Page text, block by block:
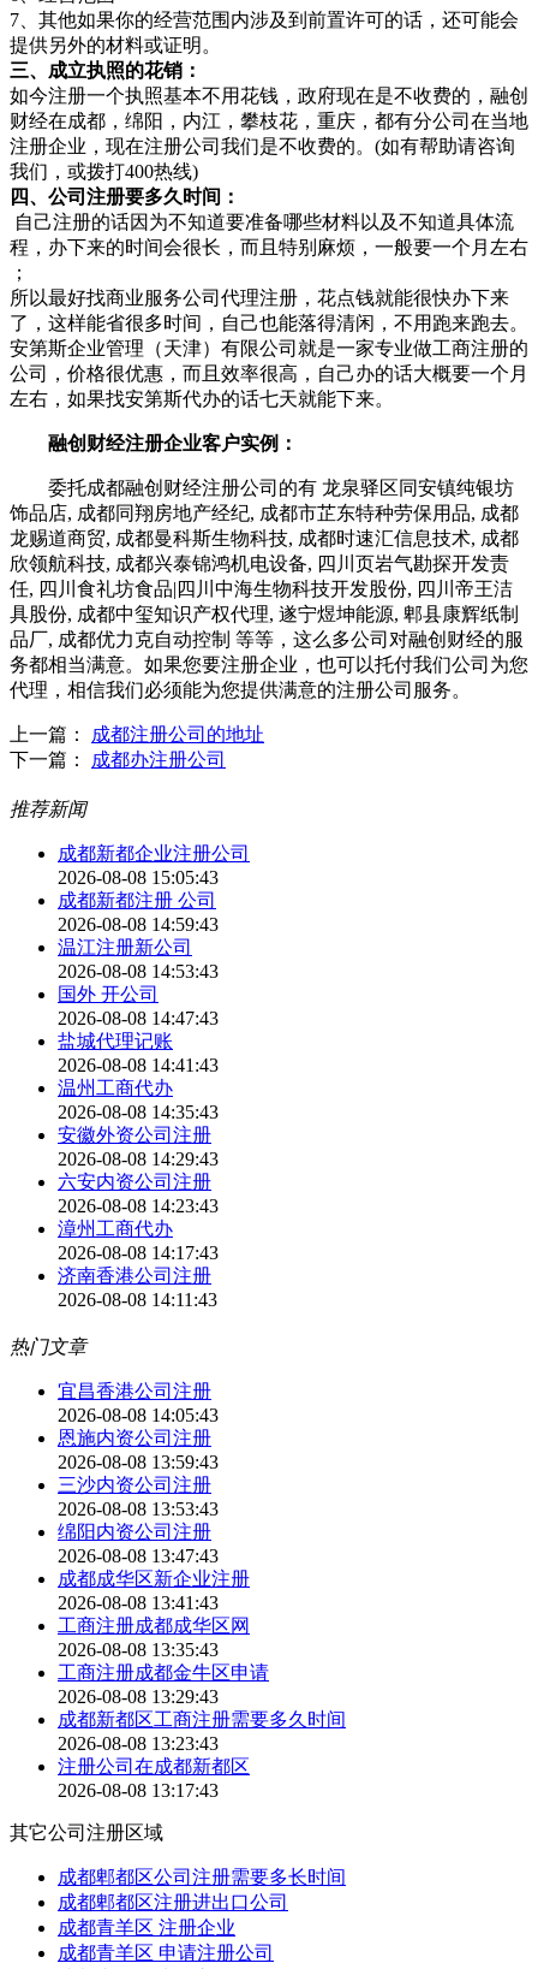
7、其他如果你的经营范围内涉及到前置许可的话，还可能会
提供另外的材料或证明。
三、成立执照的花销：
如今注册一个执照基本不用花钱，政府现在是不收费的，融创
财经在成都，绵阳，内江，攀枝花，重庆，都有分公司在当地
注册企业，现在注册公司我们是不收费的。(如有帮助请咨询
我们，或拨打400热线)
四、公司注册要多久时间：
自己注册的话因为不知道要准备哪些材料以及不知道具体流
程，办下来的时间会很长，而且特别麻烦，一般要一个月左右
；
所以最好找商业服务公司代理注册，花点钱就能很快办下来
了，这样能省很多时间，自己也能落得清闲，不用跑来跑去。
安第斯企业管理（天津）有限公司就是一家专业做工商注册的
公司，价格很优惠，而且效率很高，自己办的话大概要一个月
左右，如果找安第斯代办的话七天就能下来。
融创财经注册企业客户实例：
委托成都融创财经注册公司的有 龙泉驿区同安镇纯银坊
饰品店, 成都同翔房地产经纪, 成都市芷东特种劳保用品, 成都
龙赐道商贸, 成都曼科斯生物科技, 成都时速汇信息技术, 成都
欣领航科技, 成都兴泰锦鸿机电设备, 四川页岩气勘探开发责
任, 四川食礼坊食品|四川中海生物科技开发股份, 四川帝王洁
具股份, 成都中玺知识产权代理, 遂宁煜坤能源, 郫县康辉纸制
品厂, 成都优力克自动控制 等等，这么多公司对融创财经的服
务都相当满意。如果您要注册企业，也可以托付我们公司为您
代理，相信我们必须能为您提供满意的注册公司服务。
上一篇：
成都注册公司的地址
下一篇：
成都办注册公司
推荐新闻
成都新都企业注册公司
2026-08-08 15:05:43
成都新都注册 公司
2026-08-08 14:59:43
温江注册新公司
2026-08-08 14:53:43
国外 开公司
2026-08-08 14:47:43
盐城代理记账
2026-08-08 14:41:43
温州工商代办
2026-08-08 14:35:43
安徽外资公司注册
2026-08-08 14:29:43
六安内资公司注册
2026-08-08 14:23:43
漳州工商代办
2026-08-08 14:17:43
济南香港公司注册
2026-08-08 14:11:43
热门文章
宜昌香港公司注册
2026-08-08 14:05:43
恩施内资公司注册
2026-08-08 13:59:43
三沙内资公司注册
2026-08-08 13:53:43
绵阳内资公司注册
2026-08-08 13:47:43
成都成华区新企业注册
2026-08-08 13:41:43
工商注册成都成华区网
2026-08-08 13:35:43
工商注册成都金牛区申请
2026-08-08 13:29:43
成都新都区工商注册需要多久时间
2026-08-08 13:23:43
注册公司在成都新都区
2026-08-08 13:17:43
其它公司注册区域
成都郫都区公司注册需要多长时间
成都郫都区注册进出口公司
成都青羊区 注册企业
成都青羊区 申请注册公司